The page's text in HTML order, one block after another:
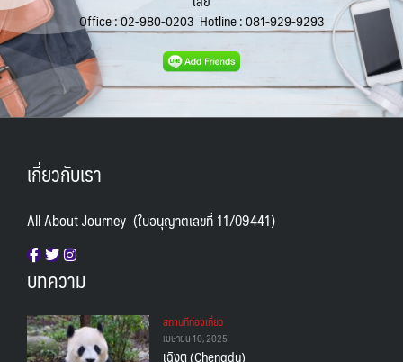
Office :02-980-0203 Hotline :081-929-9293
เกี่ยวกับเรา
All About Journey (ใบอนุญาตเลขที่ 11/09441)
บทความ
สถานทีท่องเที่ยว
เมษายน 10, 2025
เฉิงตู (Chengdu)